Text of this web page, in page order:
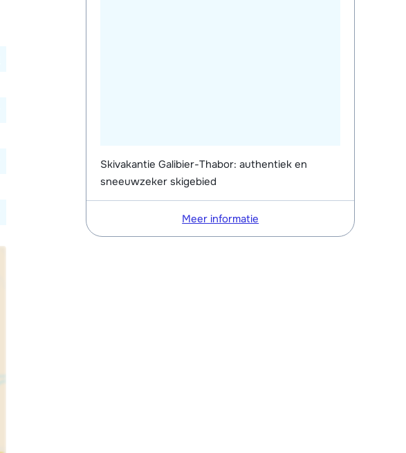
Skivakantie Galibier-Thabor: authentiek en
sneeuwzeker skigebied
Meer informatie